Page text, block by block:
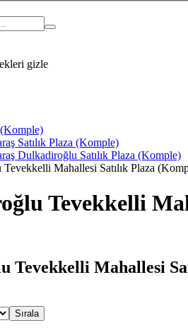
gizle
(Komple)
Satılık Plaza (Komple)
Dulkadiroğlu Satılık Plaza (Komple)
Mahallesi Satılık Plaza
Tevekkelli
Tevekkelli Mahallesi
Sırala